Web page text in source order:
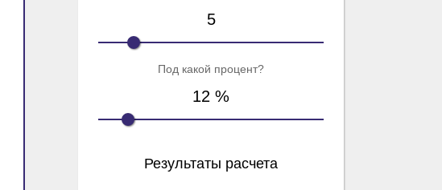
5
Под какой процент?
12 %
Результаты расчета